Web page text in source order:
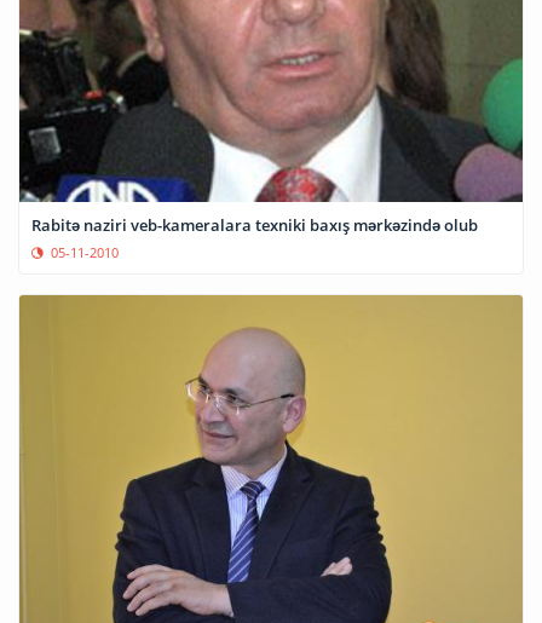
Rabitə naziri veb-kameralara texniki baxış mərkəzində olub
05-11-2010